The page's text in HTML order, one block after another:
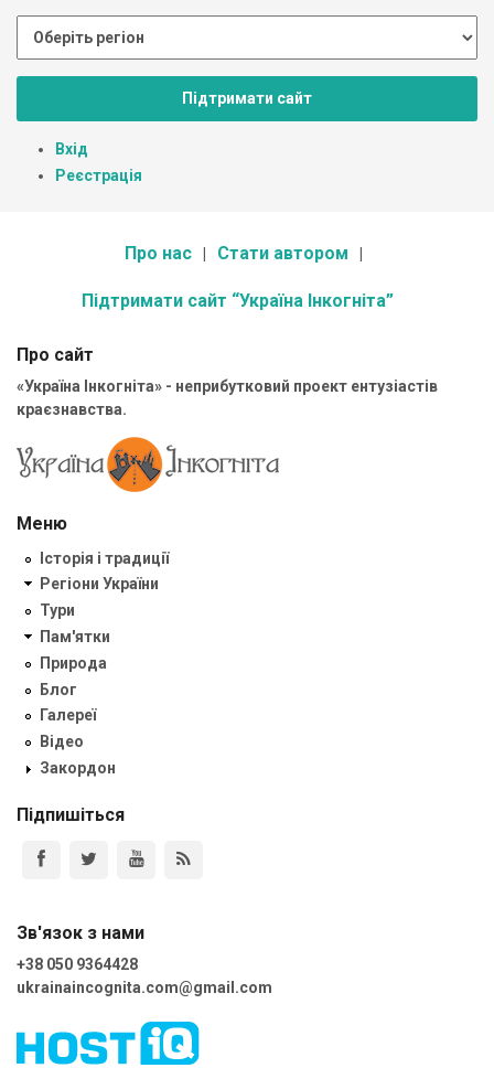
Підтримати сайт
Вхід
Реєстрація
Про нас Стати автором
Підтримати сайт “Україна Інкогніта”
Про сайт
«Україна Інкогніта» - неприбутковий проект ентузіастів
краєзнавства.
Меню
Історія і традиції
Регіони України
Тури
Пам'ятки
Природа
Блог
Галереї
Відео
Закордон
Підпишіться
Зв'язок з нами
+38 050 9364428
ukrainaincognita.com@gmail.com